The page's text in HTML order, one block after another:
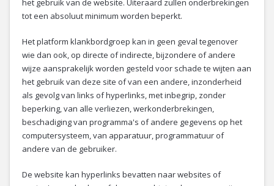
het gebruik van de website. Uiteraard zullen onderbrekingen
tot een absoluut minimum worden beperkt.
Het platform klankbordgroep kan in geen geval tegenover
wie dan ook, op directe of indirecte, bijzondere of andere
wijze aansprakelijk worden gesteld voor schade te wijten aan
het gebruik van deze site of van een andere, inzonderheid
als gevolg van links of hyperlinks, met inbegrip, zonder
beperking, van alle verliezen, werkonderbrekingen,
beschadiging van programma's of andere gegevens op het
computersysteem, van apparatuur, programmatuur of
andere van de gebruiker.
De website kan hyperlinks bevatten naar websites of